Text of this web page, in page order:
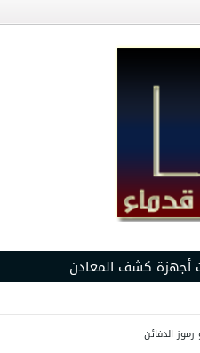
أجهزة كشف المعادن
الدفائن